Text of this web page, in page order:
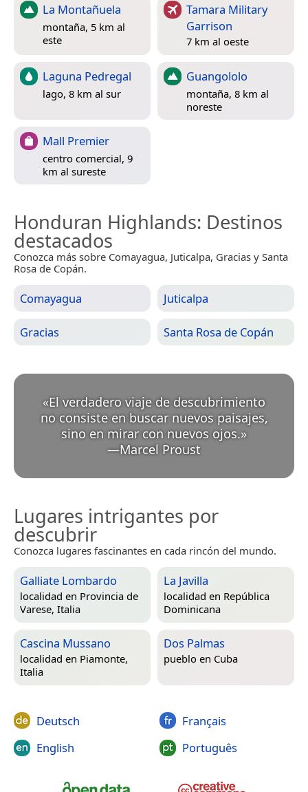
La Montañuela
montaña, 5 km al
este
Tamara Military
Garrison
7 km al oeste
Laguna Pedregal
lago, 8 km al sur
Guangololo
montaña, 8 km al
noreste
Mall Premier
centro comercial, 9
km al sureste
Honduran Highlands: Destinos
destacados
Conozca más sobre Comayagua, Juticalpa, Gracias y Santa
Rosa de Copán.
Comayagua Juticalpa
Gracias Santa Rosa de Copán
«El verdadero viaje de descubrimiento
no consiste en buscar nuevos paisajes,
sino en mirar con nuevos ojos.
—Marcel Proust
Lugares intrigantes por
descubrir
Conozca lugares fascinantes en cada rincón del mundo.
Galliate Lombardo
localidad en Provincia de
Varese, Italia
La Javilla
localidad en República
Dominicana
Cascina Mussano
localidad en Piamonte,
Italia
Dos Palmas
pueblo en Cuba
Deutsch
English
Français
Português